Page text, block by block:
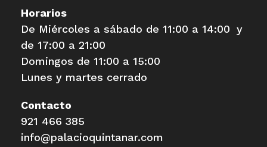
Horarios
De Miércoles a sábado de 11:00 a 14:00 y
de 17:00 a 21:00
Domingos de 11:00 a 15:00
Lunes y martes cerrado
Contacto
921 466 385
info@palacioquintanar.com